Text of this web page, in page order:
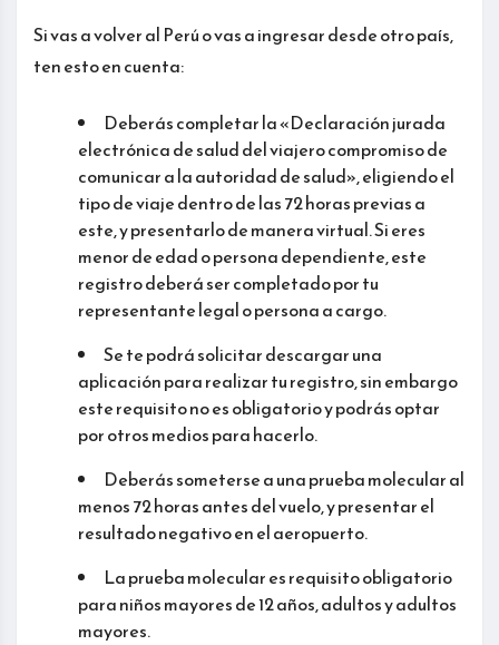
Si vas a volver al Perú o vas a ingresar desde otro país,
ten esto en cuenta:
Deberás completar la «Declaración jurada
electrónica de salud del viajero compromiso de
comunicar a la autoridad de salud», eligiendo el
tipo de viaje dentro de las 72 horas previas a
este, y presentarlo de manera virtual. Si eres
menor de edad o persona dependiente, este
registro deberá ser completado por tu
representante legal o persona a cargo.
Se te podrá solicitar descargar una
aplicación para realizar tu registro, sin embargo
este requisito no es obligatorio y podrás optar
por otros medios para hacerlo.
Deberás someterse a una prueba molecular al
menos 72 horas antes del vuelo, y presentar el
resultado negativo en el aeropuerto.
La prueba molecular es requisito obligatorio
para niños mayores de 12 años, adultos y adultos
mayores.